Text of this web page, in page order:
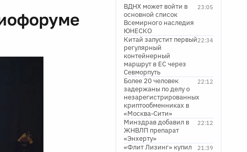
23:05
ВДНХ может войти в
основной список
Всемирного наследия
ЮНЕСКО
22:34
Китай запустит первый
регулярный
контейнерный
маршрут в ЕС через
Севморпуть
22:12
Более 20 человек
задержаны по делу о
незарегистрированных
криптообменниках в
«Москва-Сити»
22:12
Минздрав добавил в
ЖНВЛП препарат
«Энхерту»
21:39
«Флит Лизинг» купил